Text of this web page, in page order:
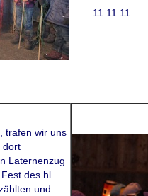
11.11.11
trafen wir uns
dort
Laternenzug
des hl.
und